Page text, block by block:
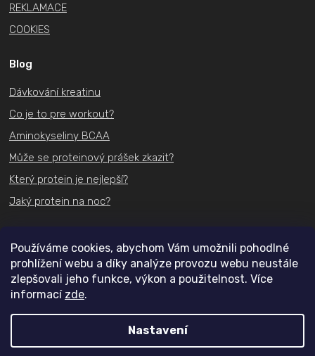
Používáme cookies, abychom Vám umožnili pohodlné
prohlížení webu a díky analýze provozu webu neustále
zlepšovali jeho funkce, výkon a použitelnost. Více
informací zde.
Nastavení
REKLAMACE
COOKIES
Blog
Dávkování kreatinu
Co je to pre workout?
Aminokyseliny BCAA
Může se proteinový prášek zkazit?
Který protein je nejlepší?
Jaký protein na noc?
Kontakt
+420731 489 074
info@actifit.cz